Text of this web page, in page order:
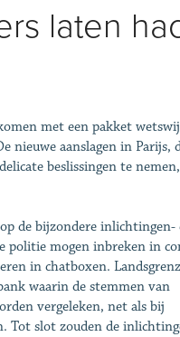
laten
met een pakket
nieuwe aanslagen in Parijs,
beslissingen te
de bijzondere inlichtingen-
politie mogen inbreken in
in chatboxen.
waarin de stemmen van
vergeleken, net als bij
Tot slot zouden de